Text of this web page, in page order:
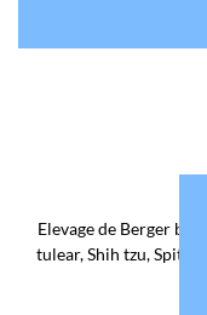
Elevage de Berger
tulear, Shih tzu, Spitz